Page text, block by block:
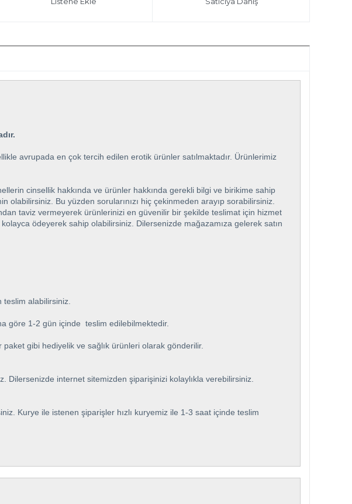
avrupada en çok tercih edilen erotik ürünler satılmaktadır. Ürünlerimiz
cinsellik hakkında ve ürünler hakkında gerekli bilgi ve birikime sahip
olabilirsiniz. Bu yüzden sorularınızı hiç çekinmeden arayıp sorabilirsiniz.
taviz vermeyerek ürünlerinizi en güvenilir bir şekilde teslimat için hizmet
ödeyerek sahip olabilirsiniz. Dilersenizde mağazamıza gelerek satın
alabilirsiniz.
göre 1-2 gün içinde teslim edilebilmektedir.
paket gibi hediyelik ve sağlık ürünleri olarak gönderilir.
internet sitemizden şiparişinizi kolaylıkla verebilirsiniz.
Kurye ile istenen şiparişler hızlı kuryemiz ile 1-3 saat içinde teslim